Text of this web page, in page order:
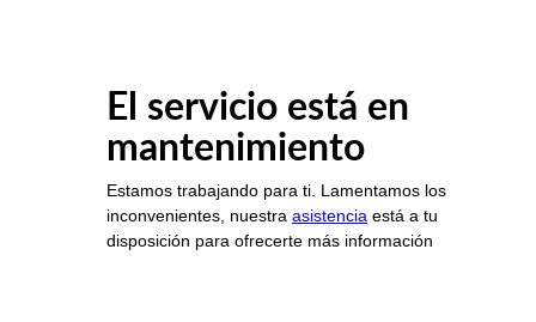
El servicio está en
mantenimiento
Estamos trabajando para ti. Lamentamos los
inconvenientes, nuestra asistencia está a tu
disposición para ofrecerte más información